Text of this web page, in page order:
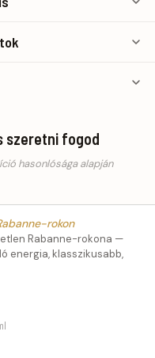
szeretni fogod
hasonlósága alapján
rokon
Rabanne-rokona —
energia, klasszikusabb,